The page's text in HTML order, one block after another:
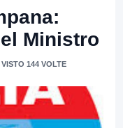
Ministro
144 VOLTE